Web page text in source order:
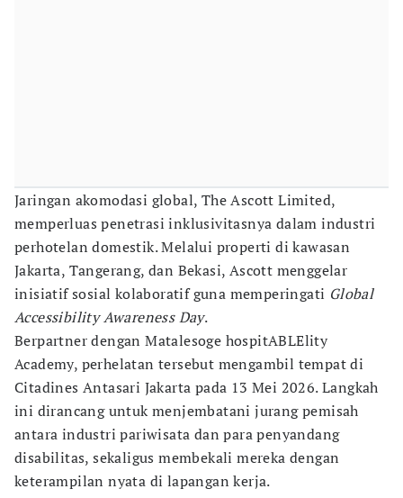
Jaringan akomodasi global, The Ascott Limited,
memperluas penetrasi inklusivitasnya dalam industri
perhotelan domestik. Melalui properti di kawasan
Jakarta, Tangerang, dan Bekasi, Ascott menggelar
inisiatif sosial kolaboratif guna memperingati Global
Accessibility Awareness Day.
Berpartner dengan Matalesoge hospitABLElity
Academy, perhelatan tersebut mengambil tempat di
Citadines Antasari Jakarta pada 13 Mei 2026. Langkah
ini dirancang untuk menjembatani jurang pemisah
antara industri pariwisata dan para penyandang
disabilitas, sekaligus membekali mereka dengan
keterampilan nyata di lapangan kerja.